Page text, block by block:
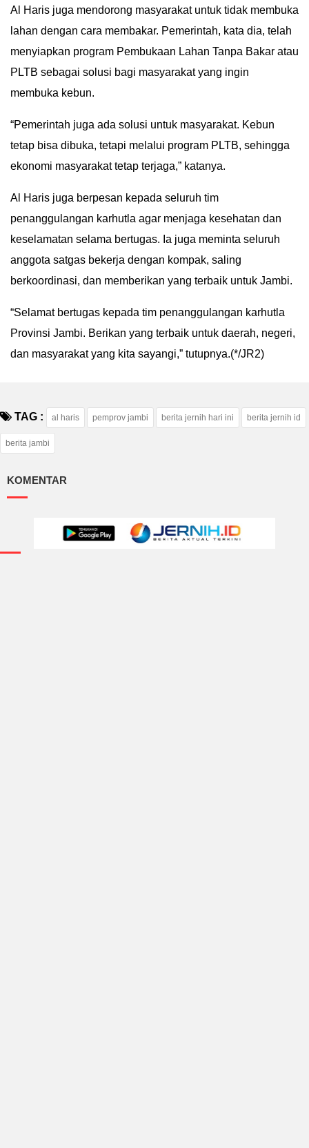
Al Haris juga mendorong masyarakat untuk tidak membuka
lahan dengan cara membakar. Pemerintah, kata dia, telah
menyiapkan program Pembukaan Lahan Tanpa Bakar atau
PLTB sebagai solusi bagi masyarakat yang ingin
membuka kebun.
“Pemerintah juga ada solusi untuk masyarakat. Kebun
tetap bisa dibuka, tetapi melalui program PLTB, sehingga
ekonomi masyarakat tetap terjaga,” katanya.
Al Haris juga berpesan kepada seluruh tim
penanggulangan karhutla agar menjaga kesehatan dan
keselamatan selama bertugas. Ia juga meminta seluruh
anggota satgas bekerja dengan kompak, saling
berkoordinasi, dan memberikan yang terbaik untuk Jambi.
“Selamat bertugas kepada tim penanggulangan karhutla
Provinsi Jambi. Berikan yang terbaik untuk daerah, negeri,
dan masyarakat yang kita sayangi,” tutupnya.(*/JR2)
TAG : al haris pemprov jambi berita jernih hari ini berita jernih id
berita jambi
KOMENTAR